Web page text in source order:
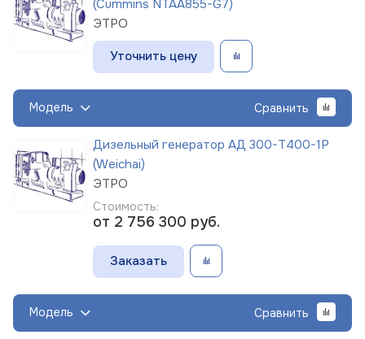
(Cummins NTAA855-G7)
ЭТРО
Уточнить цену
Модель Сравнить
Дизельный генератор АД 300-Т400-1Р
(Weichai)
ЭТРО
Стоимость:
от 2 756 300 руб.
Заказать
Модель Сравнить